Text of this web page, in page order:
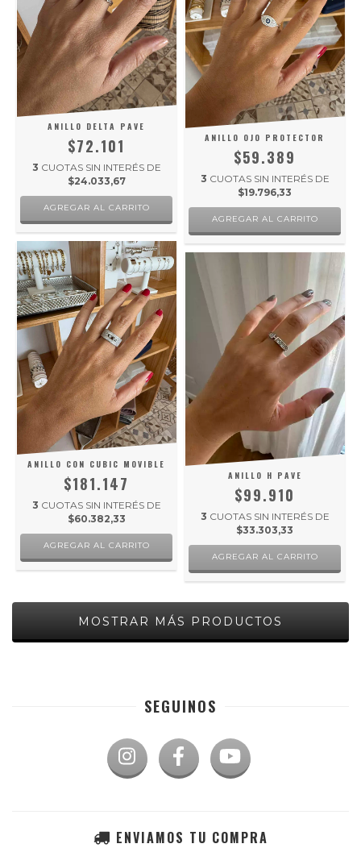
ANILLO DELTA PAVE
$72.101
3 CUOTAS SIN INTERÉS DE
$24.033,67
AGREGAR AL CARRITO
ANILLO OJO PROTECTOR
$59.389
3 CUOTAS SIN INTERÉS DE
$19.796,33
AGREGAR AL CARRITO
ANILLO CON CUBIC MOVIBLE
$181.147
3 CUOTAS SIN INTERÉS DE
$60.382,33
AGREGAR AL CARRITO
ANILLO H PAVE
$99.910
3 CUOTAS SIN INTERÉS DE
$33.303,33
AGREGAR AL CARRITO
MOSTRAR MÁS PRODUCTOS
SEGUINOS
ENVIAMOS TU COMPRA